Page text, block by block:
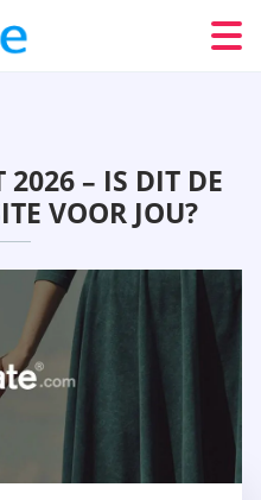
2026 – IS DIT DE
VOOR JOU?